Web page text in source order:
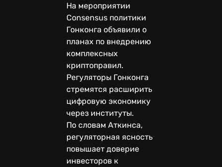
На мероприятии
Consensus политики
Гонконга объявили о
планах по внедрению
комплексных
криптоправил.
Регуляторы Гонконга
стремятся расширить
цифровую экономику
через институты.
По словам Аткинса,
регуляторная ясность
повышает доверие
инвесторов к